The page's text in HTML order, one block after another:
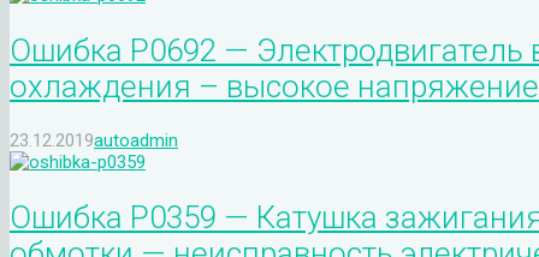
Ошибка P0692 — Электродвигатель
охлаждения – высокое
23.12.2019autoadmin
Ошибка P0359 — Катушка